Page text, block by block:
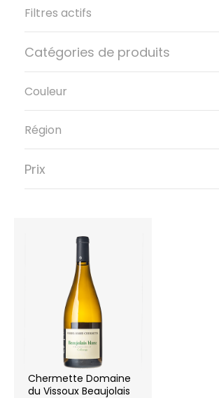
Chermette Domaine
du Vissoux Beaujolais
Filtres actifs
Catégories de produits
Couleur
Région
Prix